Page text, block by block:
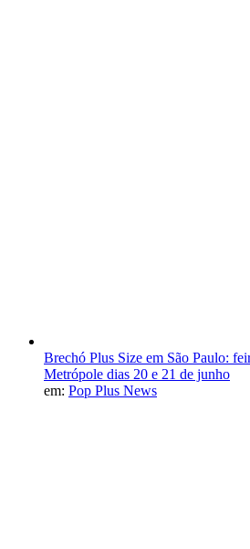
Brechó Plus Size em São Paulo:
Metrópole dias 20 e 21 de junho
em: Pop Plus News